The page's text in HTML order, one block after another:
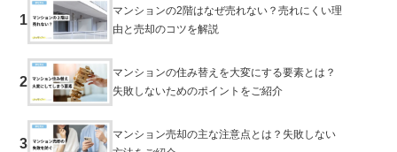
1
マンションの2階はなぜ売れない？売れにくい理
由と売却のコツを解説
2
マンションの住み替えを大変にする要素とは？
失敗しないためのポイントをご紹介
3
マンション売却の主な注意点とは？失敗しない